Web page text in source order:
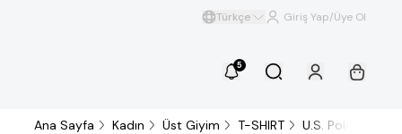
Türkçe Giriş Yap/Üye Ol
5
Ana Sayfa Kadın Üst Giyim T-SHIRT
U.S. Polo Assn.